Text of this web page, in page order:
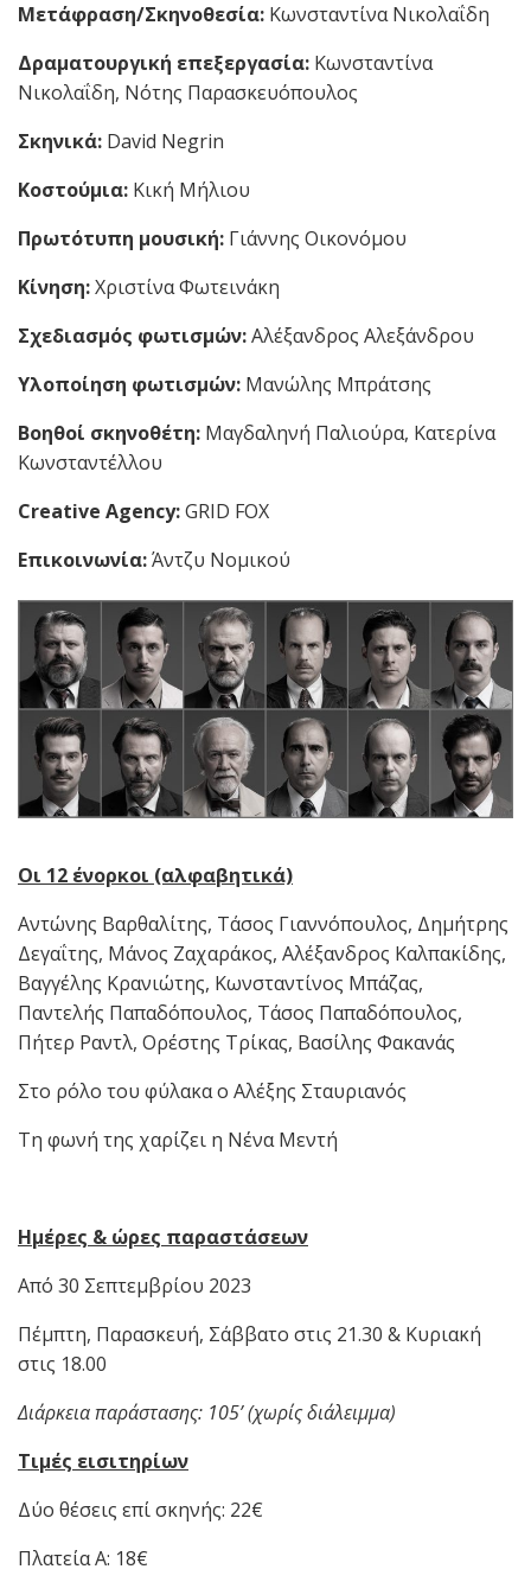
Μετάφραση/Σκηνοθεσία: Κωνσταντίνα Νικολαΐδη
Δραματουργική επεξεργασία: Κωνσταντίνα
Νικολαΐδη, Νότης Παρασκευόπουλος
Σκηνικά: David Negrin
Κοστούμια: Κική Μήλιου
Πρωτότυπη μουσική: Γιάννης Οικονόμου
Κίνηση:Χριστίνα Φωτεινάκη
Σχεδιασμός φωτισμών:Αλέξανδρος Αλεξάνδρου
Υλοποίηση φωτισμών: Μανώλης Μπράτσης
Βοηθοί σκηνοθέτη: Μαγδαληνή Παλιούρα, Κατερίνα
Κωνσταντέλλου
Creative Agency:GRID FOX
Επικοινωνία:Άντζυ Νομικού
Οι 12 ένορκοι (αλφαβητικά)
Αντώνης Βαρθαλίτης, Τάσος Γιαννόπουλος, Δημήτρης
Δεγαΐτης, Μάνος Ζαχαράκος, Αλέξανδρος Καλπακίδης,
Βαγγέλης Κρανιώτης, Κωνσταντίνος Μπάζας,
Παντελής Παπαδόπουλος, Τάσος Παπαδόπουλος,
Πήτερ Ραντλ, Ορέστης Τρίκας, Βασίλης Φακανάς
Στο ρόλο του φύλακα o Αλέξης Σταυριανός
Τη φωνή της χαρίζει η Νένα Μεντή
Ημέρες & ώρες παραστάσεων
Από 30 Σεπτεμβρίου 2023
Πέμπτη, Παρασκευή, Σάββατο στις 21.30 & Κυριακή
στις 18.00
Διάρκεια παράστασης: 105’ (χωρίς διάλειμμα)
Τιμές εισιτηρίων
Δύο θέσεις επί σκηνής: 22€
Πλατεία Α: 18€